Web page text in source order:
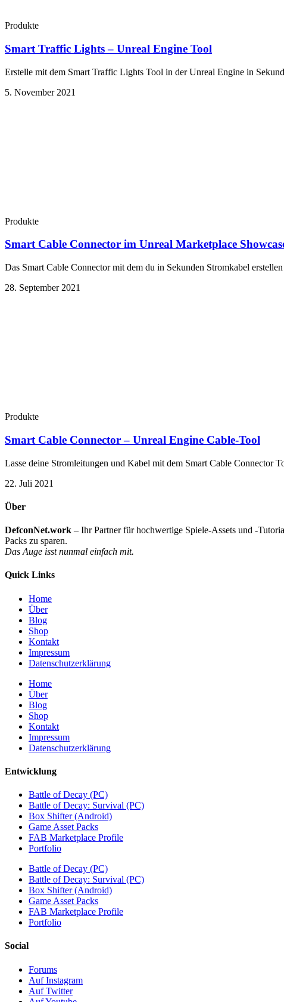
Produkte
Smart Traffic Lights – Unreal Engine Tool
Erstelle mit dem Smart Traffic Lights Tool in der Unreal Engine in
5. November 2021
Produkte
Smart Cable Connector im Unreal Marketplace
Das Smart Cable Connector mit dem du in Sekunden Stromkabel
28. September 2021
Produkte
Smart Cable Connector – Unreal Engine Cable-Tool
Lasse deine Stromleitungen und Kabel mit dem Smart Cable Connector
22. Juli 2021
Über
DefconNet.work – Ihr Partner für hochwertige Spiele-Assets und -
Packs zu sparen.
Das Auge isst nunmal einfach mit.
Quick Links
Home
Über
Blog
Shop
Kontakt
Impressum
Datenschutzerklärung
Home
Über
Blog
Shop
Kontakt
Impressum
Datenschutzerklärung
Entwicklung
Battle of Decay (PC)
Battle of Decay: Survival (PC)
Box Shifter (Android)
Game Asset Packs
FAB Marketplace Profile
Portfolio
Battle of Decay (PC)
Battle of Decay: Survival (PC)
Box Shifter (Android)
Game Asset Packs
FAB Marketplace Profile
Portfolio
Social
Forums
Auf Instagram
Auf Twitter